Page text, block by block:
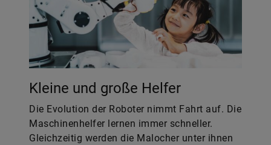
Kleine und große Helfer
Die Evolution der Roboter nimmt Fahrt auf. Die
Maschinenhelfer lernen immer schneller.
Gleichzeitig werden die Malocher unter ihnen